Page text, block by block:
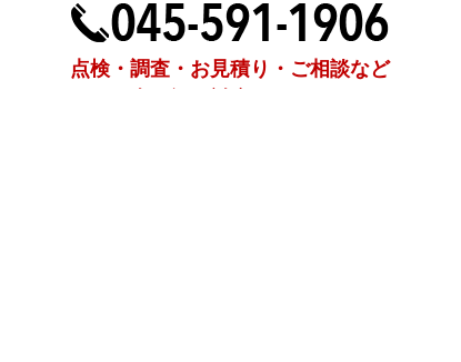
点検・調査・お見積り・ご相談など